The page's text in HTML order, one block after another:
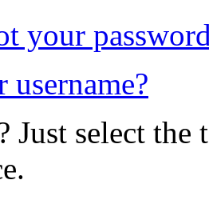
your
Just select